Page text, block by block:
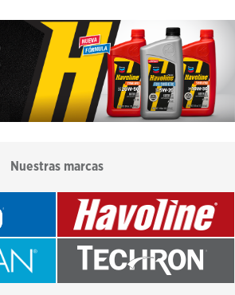
Nuestras marcas